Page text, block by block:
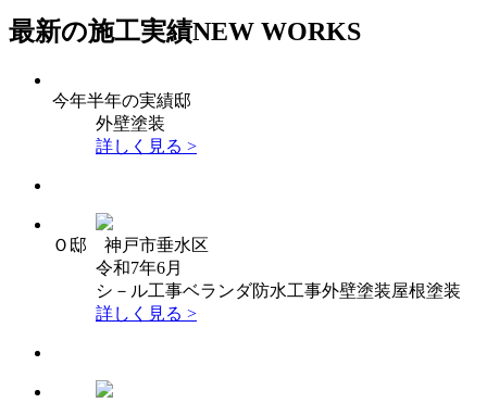
最新の施工実績NEW WORKS
今年半年の実績邸
外壁塗装
詳しく見る >
Ｏ邸 神戸市垂水区
令和7年6月
シ－ル工事ベランダ防水工事外壁塗装屋根塗装
詳しく見る >